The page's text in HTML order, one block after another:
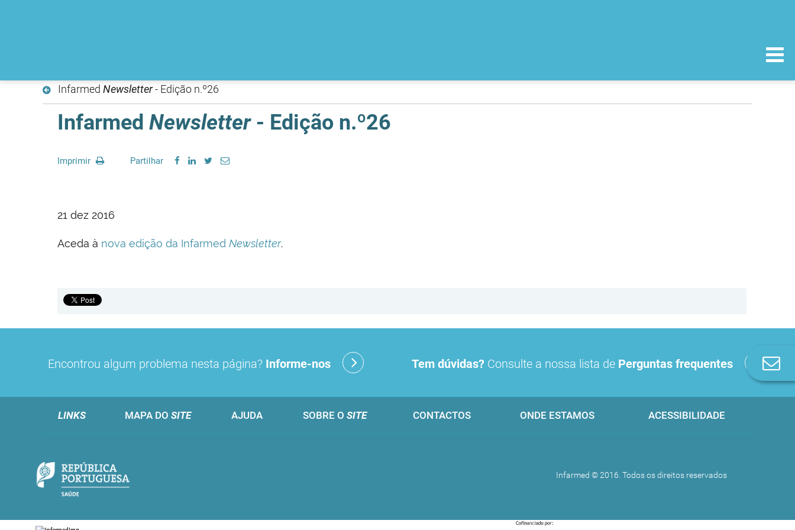
Infarmed Newsletter- Edição n.º26
Infarmed Newsletter- Edição n.º26
Imprimir Partilhar
21 dez 2016
Aceda à nova edição da Infarmed Newsletter.
Encontrou algum problema nesta página? Informe-nos Tem dúvidas? Consulte a nossa lista de Perguntas frequentes
LINKS MAPA DO SITE AJUDA SOBRE O SITE CONTACTOS ONDE ESTAMOS ACESSIBILIDADE
Infarmed © 2016. Todos os direitos reservados